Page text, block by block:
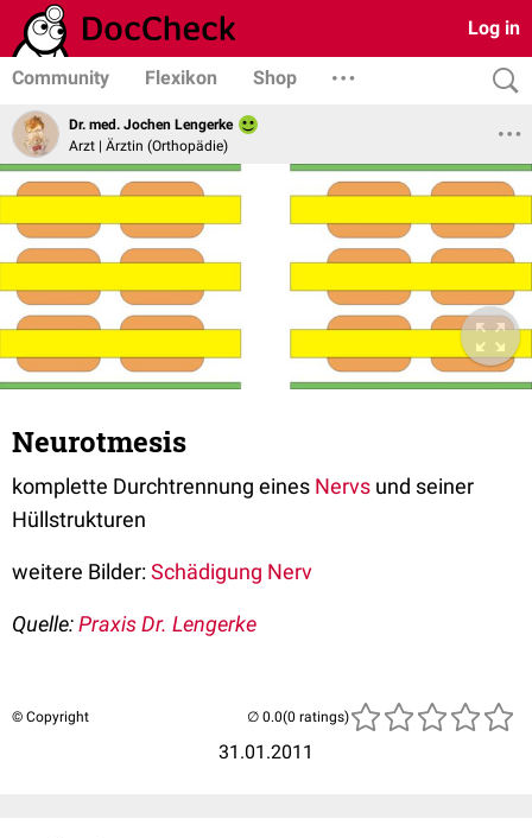
Log in
Community Flexikon Shop
Dr. med. Jochen Lengerke
Arzt | Ärztin (Orthopädie)
Neurotmesis
komplette Durchtrennung eines Nervs und seiner
Hüllstrukturen
weitere Bilder:Schädigung Nerv
Quelle:Praxis Dr. Lengerke
© Copyright
31.01.2011
(0 ratings)